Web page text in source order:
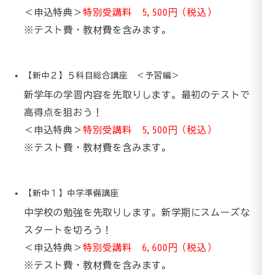
＜申込特典＞ 特別受講料 5,500円（税込）
※テスト費・教材費を含みます。
【新中２】５科目総合講座 ＜予習編＞
新学年の学習内容を先取りします。最初のテストで
高得点を狙おう！
＜申込特典＞ 特別受講料 5,500円（税込）
※テスト費・教材費を含みます。
【新中１】中学準備講座
中学校の勉強を先取りします。新学期にスムーズな
スタートを切ろう！
＜申込特典＞ 特別受講料 6,600円（税込）
※テスト費・教材費を含みます。